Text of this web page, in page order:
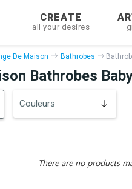
CREATE
all your desires
De Maison Bathrobes
Bathrobes
Couleurs
There are no products